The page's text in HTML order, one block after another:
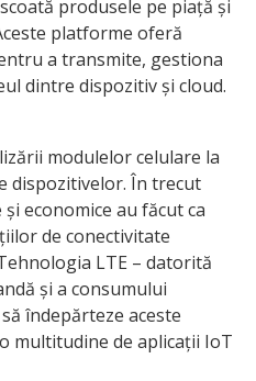
produsele pe piață și
platforme oferă
a transmite, gestiona
dintre dispozitiv și cloud.
modulelor celulare la
dispozitivelor. În trecut
economice au făcut ca
de conectivitate
LTE – datorită
și a consumului
îndepărteze aceste
multitudine de aplicații IoT